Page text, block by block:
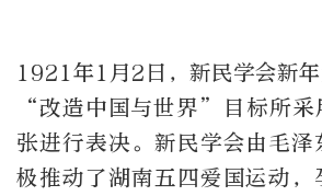
1921年1月2日，新民学会新
“改造中国与世界”目标所采
张进行表决。新民学会由毛泽
极推动了湖南五四爱国运动，